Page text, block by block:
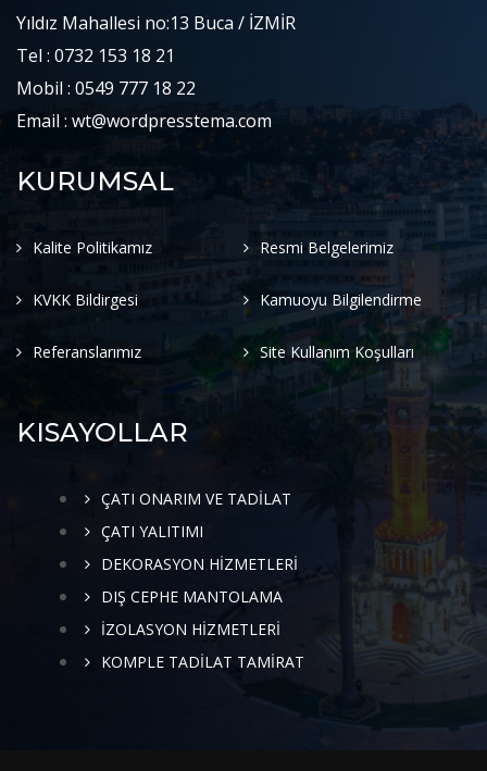
Yıldız Mahallesi no:13 Buca / İZMİR
Tel : 0732 153 18 21
Mobil : 0549 777 18 22
Email : wt@wordpresstema.com
KURUMSAL
Kalite Politikamız Resmi Belgelerimiz
KVKK Bildirgesi Kamuoyu Bilgilendirme
Referanslarımız Site Kullanım Koşulları
KISAYOLLAR
ÇATI ONARIM VE TADİLAT
ÇATI YALITIMI
DEKORASYON HİZMETLERİ
DIŞ CEPHE MANTOLAMA
İZOLASYON HİZMETLERİ
KOMPLE TADİLAT TAMİRAT